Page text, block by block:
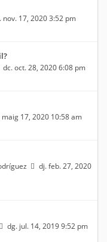
nov. 17, 2020 3:52 pm
dc. oct. 28, 2020 6:08 pm
maig 17, 2020 10:58 am
dj. feb. 27, 2020
dg. jul. 14, 2019 9:52 pm